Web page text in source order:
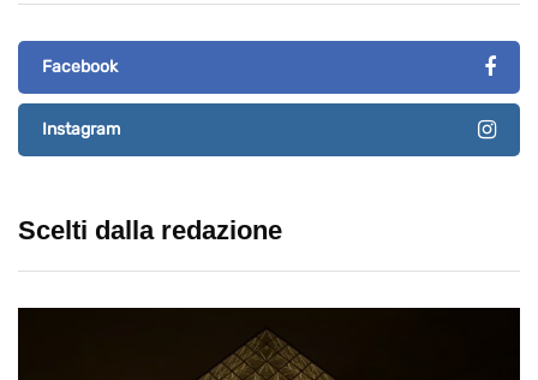
Facebook
Instagram
Scelti dalla redazione